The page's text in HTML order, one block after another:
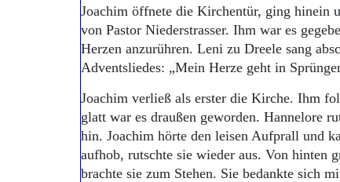
Joachim öffnete die Kirchentür, ging hinein
von Pastor Niederstrasser. Ihm war es
Herzen anzurühren. Leni zu Dreele sang
Adventsliedes: „Mein Herze geht in
Joachim verließ als erster die Kirche. Ihm
glatt war es draußen geworden. Hannelore
hin. Joachim hörte den leisen Aufprall und
aufhob, rutschte sie wieder aus. Von hinten
brachte sie zum Stehen. Sie bedankte sich